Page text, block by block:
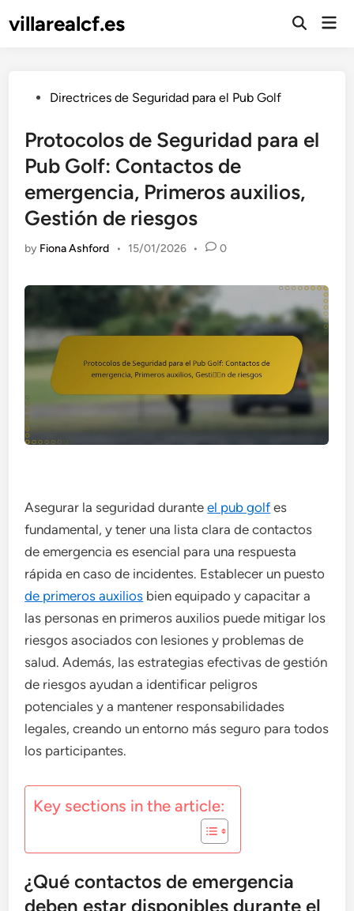
tovillarealcf.es
Open
PostedDirectrices de Seguridad para el Pub Golf
Protocolos de Seguridad para el
Pub Golf: Contactos de
emergencia, Primeros auxilios,
Gestión de riesgos
by Fiona Ashford • 15/01/2026 • 0
Asegurar la seguridad duranteel pub golf es
fundamental, y tener una lista clara de contactos
de emergencia es esencial para una respuesta
rápida en caso de incidentes. Establecer un puesto
de primeros auxilios bien equipado y capacitar a
las personas en primeros auxilios puede mitigar los
riesgos asociados con lesiones y problemas de
salud. Además, las estrategias efectivas de gestión
de riesgos ayudan a identificar peligros
potenciales y a mantener responsabilidades
legales, creando un entorno más seguro para todos
los participantes.
Key sections in the article:
¿Qué contactos de emergencia
deben estar disponibles durante el